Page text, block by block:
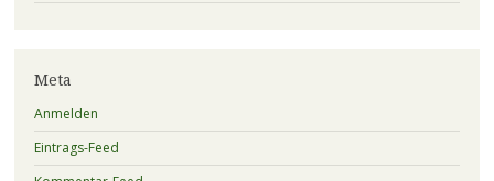
Meta
Anmelden
Eintrags-Feed